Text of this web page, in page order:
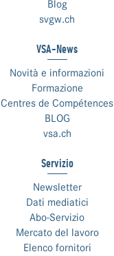
Blog
svgw.ch
VSA-News
Novità e informazioni
Formazione
Centres de Compétences
BLOG
vsa.ch
Servizio
Newsletter
Dati mediatici
Abo-Servizio
Mercato del lavoro
Elenco fornitori